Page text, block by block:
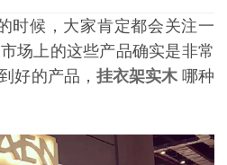
时候，大家肯定都会关注一
场上的这些产品确实是非常
好的产品， 挂衣架实木 哪种